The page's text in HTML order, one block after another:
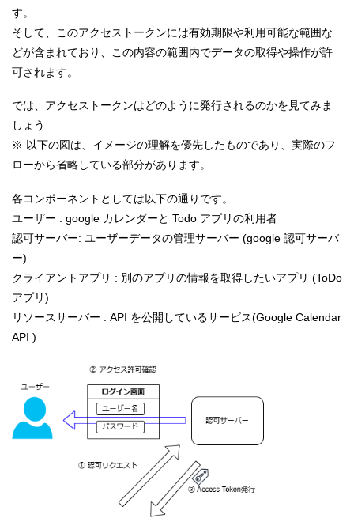
す。
そして、このアクセストークンには有効期限や利用可能な範囲な
どが含まれており、この内容の範囲内でデータの取得や操作が許
可されます。
では、アクセストークンはどのように発行されるのかを見てみま
しょう
※ 以下の図は、イメージの理解を優先したものであり、実際のフ
ローから省略している部分があります。
各コンポーネントとしては以下の通りです。
ユーザー : google カレンダーと Todo アプリの利用者
認可サーバー: ユーザーデータの管理サーバー (google 認可サーバ
ー)
クライアントアプリ : 別のアプリの情報を取得したいアプリ (ToDo
アプリ)
リソースサーバー : API を公開しているサービス(Google Calendar
API )